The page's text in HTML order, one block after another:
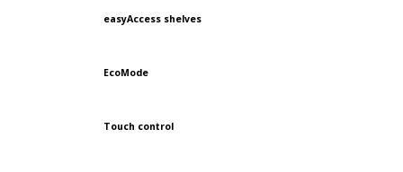
easyAccess shelves
EcoMode
Touch control